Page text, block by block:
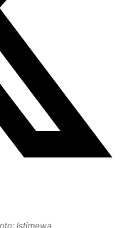
Istimewa